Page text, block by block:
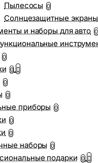
Пылесосы 0
Солнцезащитные экраны
и наборы для авто 0
0
0
0
0
приборы 0
0
0
наборы 0
подарки 0